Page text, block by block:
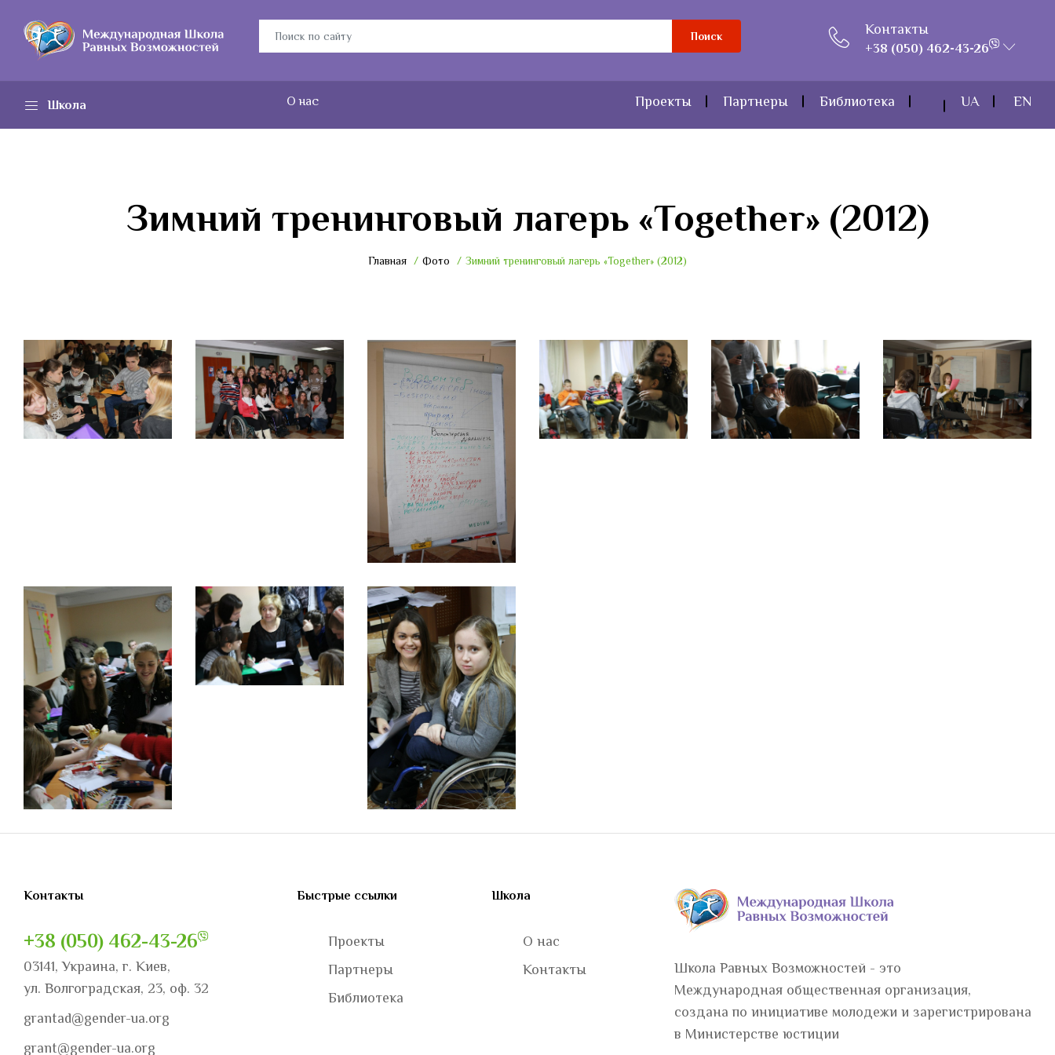
Поиск Контакты
+38 (050) 462-43-26
Школа О нас Проекты Партнеры Библиотека UA EN
Зимний тренинговый лагерь «Together» (2012)
Главная Фото Зимний тренинговый лагерь «Together» (2012)
Контакты
+38 (050) 462-43-26
03141, Украина, г. Киев,
ул. Волгоградская, 23, оф. 32
grantad@gender-ua.org
grant@gender-ua.org
Быстрые ссылки
Проекты
Партнеры
Библиотека
Школа
О нас
Контакты
Школа Равных Возможностей - это
Международная общественная организация,
создана по инициативе молодежи и зарегистрирована
в Министерстве юстиции